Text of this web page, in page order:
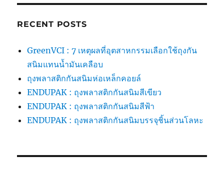
RECENT POSTS
GreenVCI : 7 เหตุผลที่อุตสาหกรรมเลือกใช้ถุงกัน
สนิมแทนน้ำมันเคลือบ
ถุงพลาสติกกันสนิมห่อเหล็กคอยล์
ENDUPAK : ถุงพลาสติกกันสนิมสีเขียว
ENDUPAK : ถุงพลาสติกกันสนิมสีฟ้า
ENDUPAK : ถุงพลาสติกกันสนิมบรรจุชิ้นส่วนโลหะ